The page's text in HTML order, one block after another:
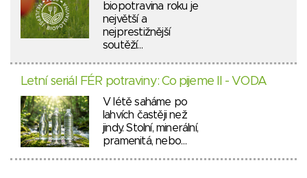
biopotravina roku je
největší a
nejprestižnější
soutěží…
Letní seriál FÉR potraviny: Co pijeme II - VODA
V létě saháme po
lahvích častěji než
jindy. Stolní, minerální,
pramenitá, nebo…